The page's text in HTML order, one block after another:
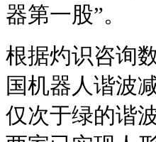
器第一股”。
根据灼识咨询
国机器人谐波
仅次于绿的谐